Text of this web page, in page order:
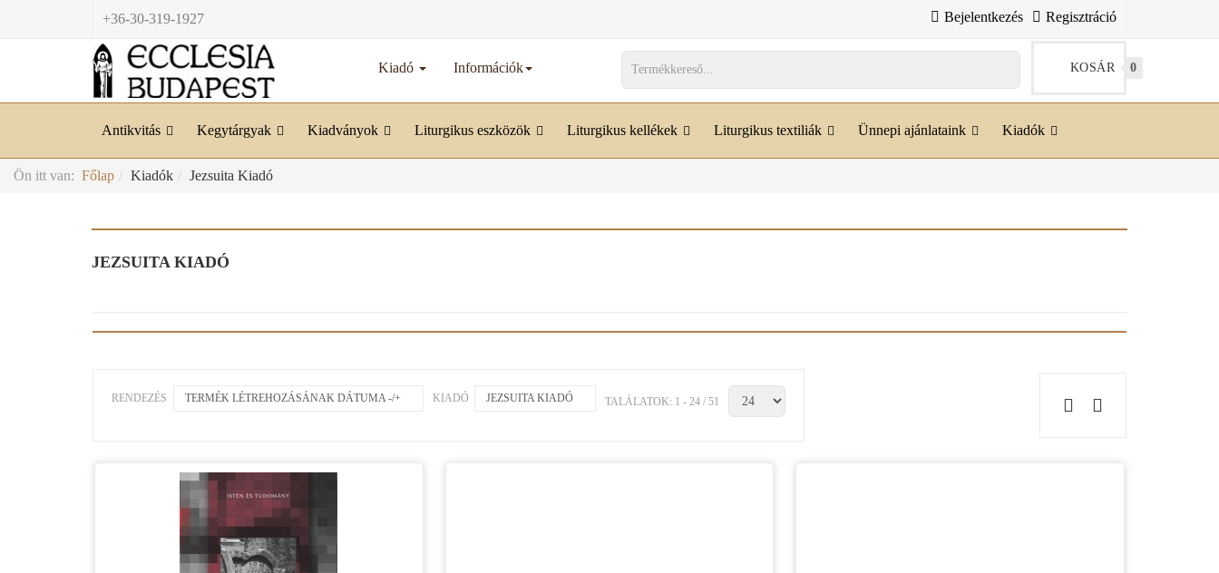
+36-30-319-1927 Bejelentkezés Regisztráció
Kiadó Információk KOSÁR 0
Antikvitás Kegytárgyak Kiadványok Liturgikus eszközök Liturgikus kellékek Liturgikus textiliák Ünnepi ajánlataink Kiadók
Ön itt van: Főlap Kiadók Jezsuita Kiadó
JEZSUITA KIADÓ
RENDEZÉS TERMÉK LÉTREHOZÁSÁNAK DÁTUMA -/+ KIADÓ JEZSUITA KIADÓ TALÁLATOK: 1 - 24 / 51